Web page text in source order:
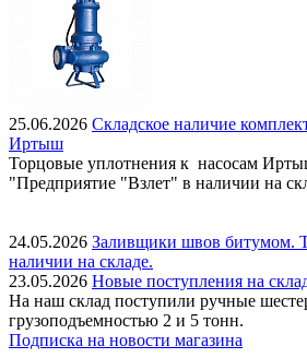
25.06.2026 Складское наличие
Иртыш
Торцовые уплотнения к насосам
"Предприятие "Взлет" в наличии на
24.05.2026 Заливщики швов битумом.
наличии на складе.
23.05.2026 Новые поступления на
На наш склад поступили ручные
грузоподъемностью 2 и 5 тонн.
Подписка на новости магазина